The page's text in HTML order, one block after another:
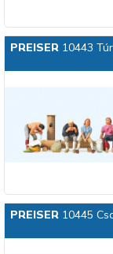
PREISER10443
PREISER10445